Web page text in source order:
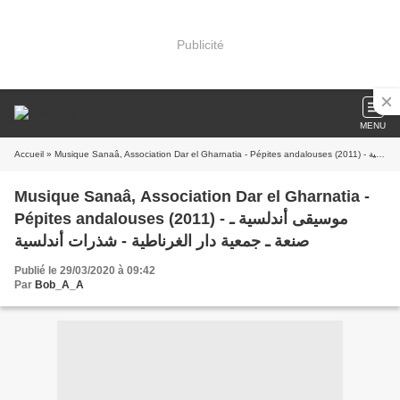
Publicité
MENU
Accueil » Musique Sanaâ, Association Dar el Gharnatia - Pépites andalouses (2011) - موسيقى أندلسية ـ صنعة ـ جمعية دار الغرناطية - شذرات أندلسية
Musique Sanaâ, Association Dar el Gharnatia -
Pépites andalouses (2011) - موسيقى أندلسية ـ
صنعة ـ جمعية دار الغرناطية - شذرات أندلسية
Publié le 29/03/2020 à 09:42
Par Bob_A_A